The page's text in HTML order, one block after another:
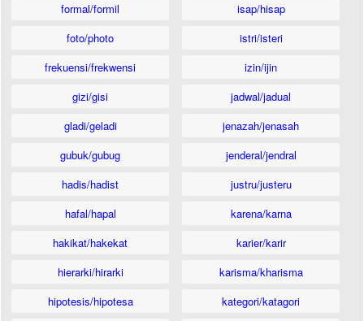
formal/formil
foto/photo
frekuensi/frekwensi
gizi/gisi
gladi/geladi
gubuk/gubug
hadis/hadist
hafal/hapal
hakikat/hakekat
hierarki/hirarki
hipotesis/hipotesa
isap/hisap
istri/isteri
izin/ijin
jadwal/jadual
jenazah/jenasah
jenderal/jendral
justru/justeru
karena/karna
karier/karir
karisma/kharisma
kategori/katagori